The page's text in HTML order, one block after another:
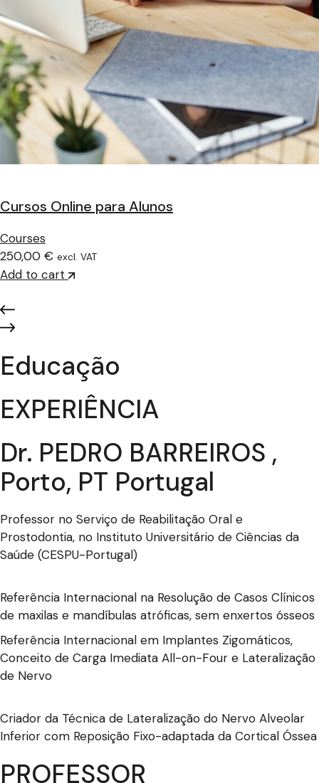
Cursos Online para Alunos
Courses
250,00 € excl. VAT
Add to cart
Educação
EXPERIÊNCIA
Dr. PEDRO BARREIROS ,
Porto, PT Portugal
Professor no Serviço de Reabilitação Oral e
Prostodontia, no Instituto Universitário de Ciências da
Saúde (CESPU-Portugal)
Referência Internacional na Resolução de Casos Clínicos
de maxilas e mandíbulas atróficas, sem enxertos ósseos
Referência Internacional em Implantes Zigomáticos,
Conceito de Carga Imediata All-on-Four e Lateralização
de Nervo
Criador da Técnica de Lateralização do Nervo Alveolar
Inferior com Reposição Fixo-adaptada da Cortical Óssea
PROFESSOR